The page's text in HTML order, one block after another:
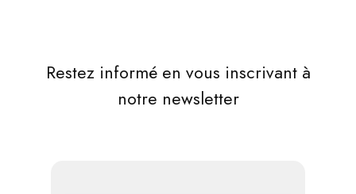
Restez informé en vous inscrivant à
notre newsletter